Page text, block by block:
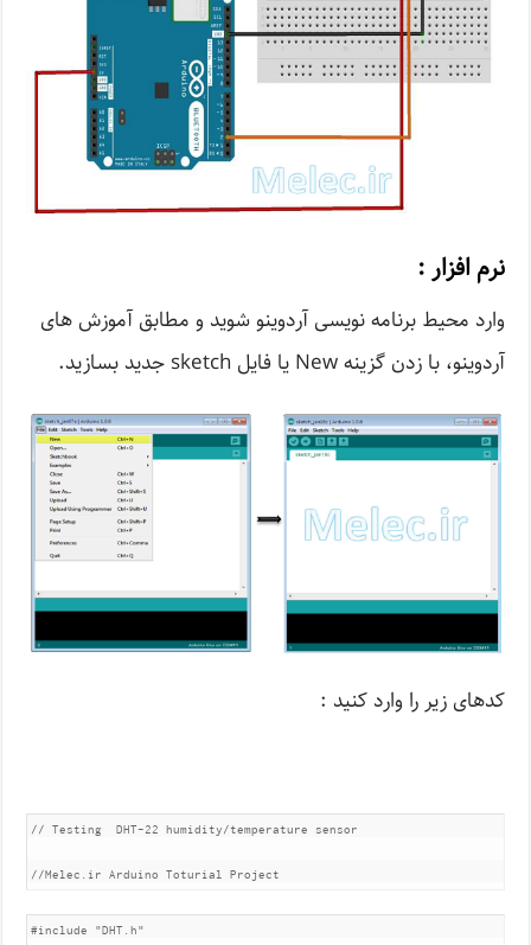
نرم افزار :
وارد محیط برنامه نویسی آردوینو شوید و مطابق آموزش های
آردوینو، با زدن گزینه New یا فایل sketch جدید بسازید.
کدهای زیر را وارد کنید :
// Testing  DHT-22 humidity/temperature sensor
//Melec.ir Arduino Toturial Project
#include "DHT.h"